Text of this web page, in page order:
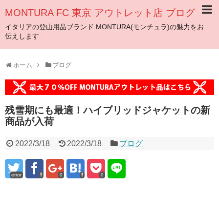
MONTURA FC 東京 アウトレット店 ブログ
イタリアの登山用品ブランド MONTURA(モンチュラ)の魅力をお
伝えします
ホーム ブログ
残雪期にも最適！ハイブリッドジャケットの新
商品が入荷
2022/3/18 2022/3/18 ブログ
error 0 0